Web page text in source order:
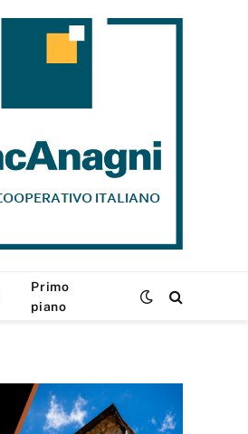
Primo
piano